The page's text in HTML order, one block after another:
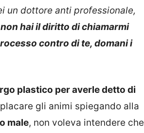
un dottore anti professionale,
hai il diritto di chiamarmi
contro di te, domani i
plastico per averle detto di
gli animi spiegando alla
male, non voleva intendere che